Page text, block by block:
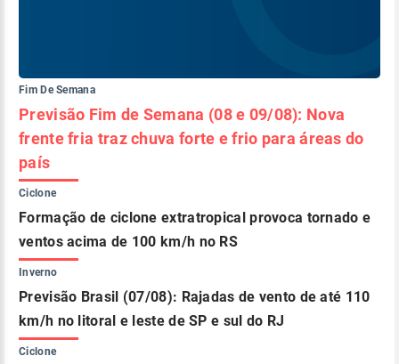
Fim De Semana
Previsão Fim de Semana (08 e 09/08): Nova
frente fria traz chuva forte e frio para áreas do
país
Ciclone
Formação de ciclone extratropical provoca tornado e
ventos acima de 100 km/h no RS
Inverno
Previsão Brasil (07/08): Rajadas de vento de até 110
km/h no litoral e leste de SP e sul do RJ
Ciclone